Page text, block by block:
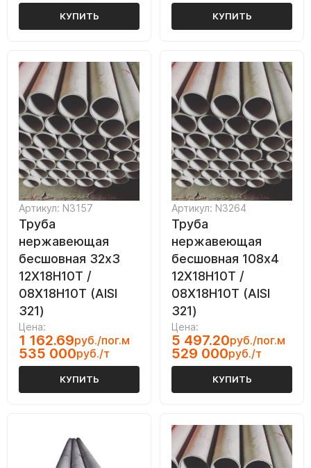
КУПИТЬ КУПИТЬ
Артикул: N3157
Труба
нержавеющая
бесшовная 32х3
12Х18Н10Т /
08Х18Н10Т (AISI
321)
Цена:
1 162.69руб./пог.м
535 000руб./т
КУПИТЬ
Артикул: N3264
Труба
нержавеющая
бесшовная 108х4
12Х18Н10Т /
08Х18Н10Т (AISI
321)
Цена:
5 497.20руб./пог.м
529 000руб./т
КУПИТЬ